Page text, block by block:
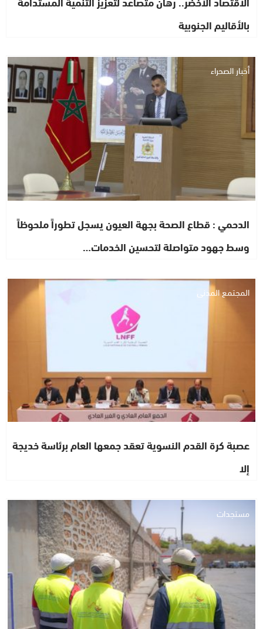
بالأقاليم الجنوبية
أخبار الصحراء
الدحمي : قطاع الصحة بجهة العيون يسجل تطوراً ملحوظاً
وسط جهود متواصلة لتحسين الخدمات…
المجتمع المدني
عصبة كرة القدم النسوية تعقد جمعها العام برئاسة خديجة
إلا
مستجدات